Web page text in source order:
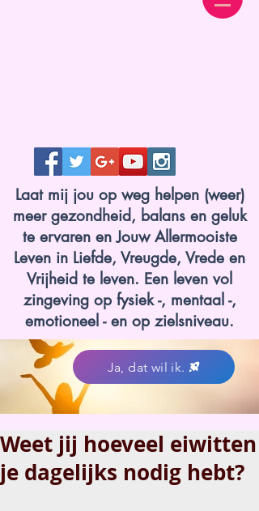
Laat mij jou op weg helpen (weer)
meer gezondheid, balans en geluk
te ervaren en Jouw Allermooiste
Leven in Liefde, Vreugde, Vrede en
Vrijheid te leven. Een leven vol
zingeving op fysiek -, mentaal -,
emotioneel - en op zielsniveau.
www.lotvanzuuk.nl.jpg
Ja, dat wil ik.
Weet jij hoeveel eiwitten
je dagelijks nodig hebt?